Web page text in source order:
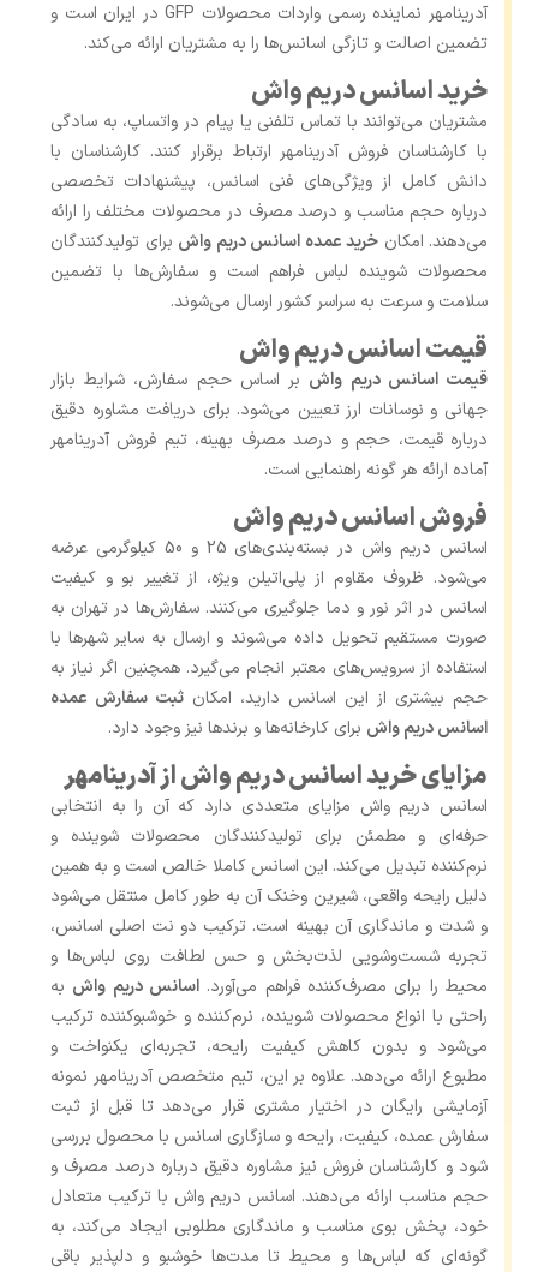
آدرینامهر نماینده رسمی واردات محصولات GFP در ایران است و
تضمین اصالت و تازگی اسانس‌ها را به مشتریان ارائه می‌کند.
خرید اسانس دریم واش
مشتریان می‌توانند با تماس تلفنی یا پیام در واتساپ، به ‌سادگی
با کارشناسان فروش آدرینامهر ارتباط برقرار کنند. کارشناسان با
دانش کامل از ویژگی‌های فنی اسانس، پیشنهادات تخصصی
درباره حجم مناسب و درصد مصرف در محصولات مختلف را ارائه
می‌دهند. امکان خرید عمده اسانس دریم واش برای تولیدکنندگان
محصولات شوینده لباس فراهم است و سفارش‌ها با تضمین
سلامت و سرعت به سراسر کشور ارسال می‌شوند.
قیمت اسانس دریم واش
قیمت اسانس دریم واش بر اساس حجم سفارش، شرایط بازار
جهانی و نوسانات ارز تعیین می‌شود. برای دریافت مشاوره دقیق
درباره قیمت، حجم و درصد مصرف بهینه، تیم فروش آدرینامهر
آماده ارائه هر گونه راهنمایی است.
فروش اسانس دریم واش
اسانس دریم واش در بسته‌بندی‌های 25 و 50 کیلوگرمی عرضه
می‌شود. ظروف مقاوم از پلی‌اتیلن ویژه، از تغییر بو و کیفیت
اسانس در اثر نور و دما جلوگیری می‌کنند. سفارش‌ها در تهران به
صورت مستقیم تحویل داده می‌شوند و ارسال به سایر شهرها با
استفاده از سرویس‌های معتبر انجام می‌گیرد. همچنین اگر نیاز به
حجم بیشتری از این اسانس دارید، امکان ثبت سفارش عمده
اسانس دریم واش برای کارخانه‌ها و برندها نیز وجود دارد.
مزایای خرید اسانس دریم واش از آدرینامهر
اسانس دریم واش مزایای متعددی دارد که آن را به انتخابی
حرفه‌ای و مطمئن برای تولیدکنندگان محصولات شوینده و
نرم‌کننده تبدیل می‌کند. این اسانس کاملا خالص است و به همین
دلیل رایحه واقعی، شیرین وخنک آن به طور کامل منتقل می‌شود
و شدت و ماندگاری آن بهینه است. ترکیب دو نت اصلی اسانس،
تجربه شست‌وشویی لذت‌بخش و حس لطافت روی لباس‌ها و
محیط را برای مصرف‌کننده فراهم می‌آورد. اسانس دریم واش به
راحتی با انواع محصولات شوینده، نرم‌کننده و خوشبوکننده ترکیب
می‌شود و بدون کاهش کیفیت رایحه، تجربه‌ای یکنواخت و
مطبوع ارائه می‌دهد. علاوه بر این، تیم متخصص آدرینامهر نمونه
آزمایشی رایگان در اختیار مشتری قرار می‌دهد تا قبل از ثبت
سفارش عمده، کیفیت، رایحه و سازگاری اسانس با محصول بررسی
شود و کارشناسان فروش نیز مشاوره دقیق درباره درصد مصرف و
حجم مناسب ارائه می‌دهند. اسانس دریم واش با ترکیب متعادل
خود، پخش بوی مناسب و ماندگاری مطلوبی ایجاد می‌کند، به
گونه‌ای که لباس‌ها و محیط تا مدت‌ها خوشبو و دلپذیر باقی